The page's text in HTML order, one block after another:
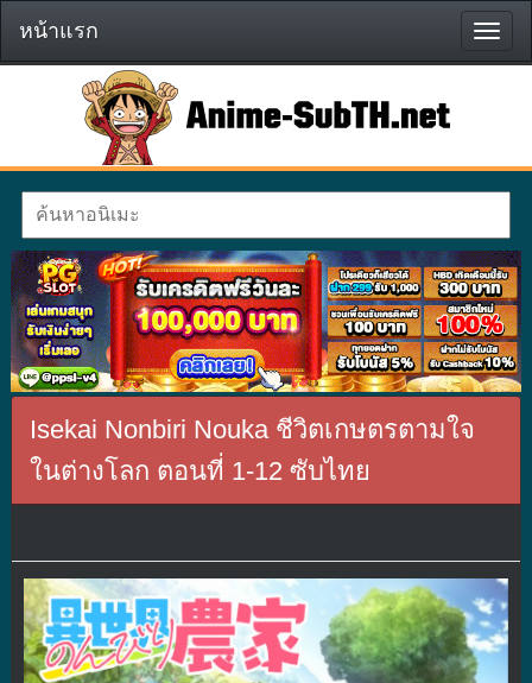
หน้า
แรก
หน้าแรก
Isekai Nonbiri Nouka ชีวิตเกษตรตามใจ
ในต่างโลก ตอนที่ 1-12 ซับไทย